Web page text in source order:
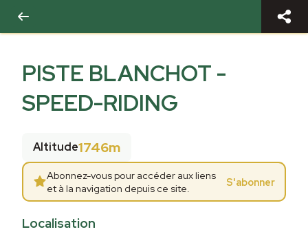
PISTE BLANCHOT -
SPEED-RIDING
Altitude1746m
Abonnez-vous pour accéder aux liens
et à la navigation depuis ce site.
S'abonner
Localisation